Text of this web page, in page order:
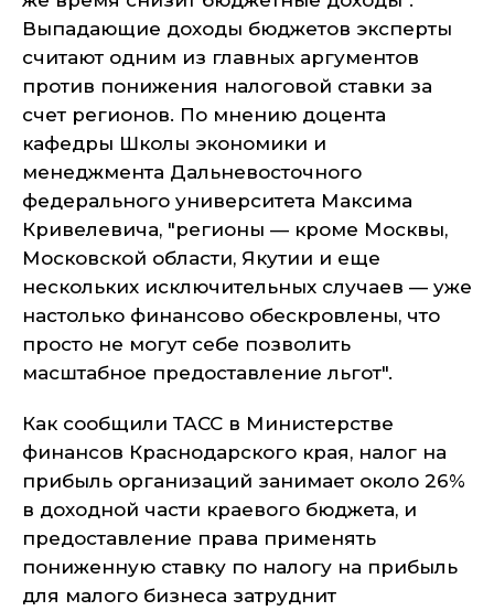
Выпадающие доходы бюджетов эксперты
считают одним из главных аргументов
против понижения налоговой ставки за
счет регионов. По мнению доцента
кафедры Школы экономики и
менеджмента Дальневосточного
федерального университета Максима
Кривелевича, "регионы — кроме Москвы,
Московской области, Якутии и еще
нескольких исключительных случаев — уже
настолько финансово обескровлены, что
просто не могут себе позволить
масштабное предоставление льгот".
Как сообщили ТАСС в Министерстве
финансов Краснодарского края, налог на
прибыль организаций занимает около 26%
в доходной части краевого бюджета, и
предоставление права применять
пониженную ставку по налогу на прибыль
для малого бизнеса затруднит